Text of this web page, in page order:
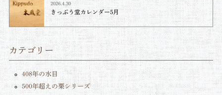
2026.4.30
きっぷう堂カレンダー5月
カテゴリー
408年の水目
500年超えの栗シリーズ